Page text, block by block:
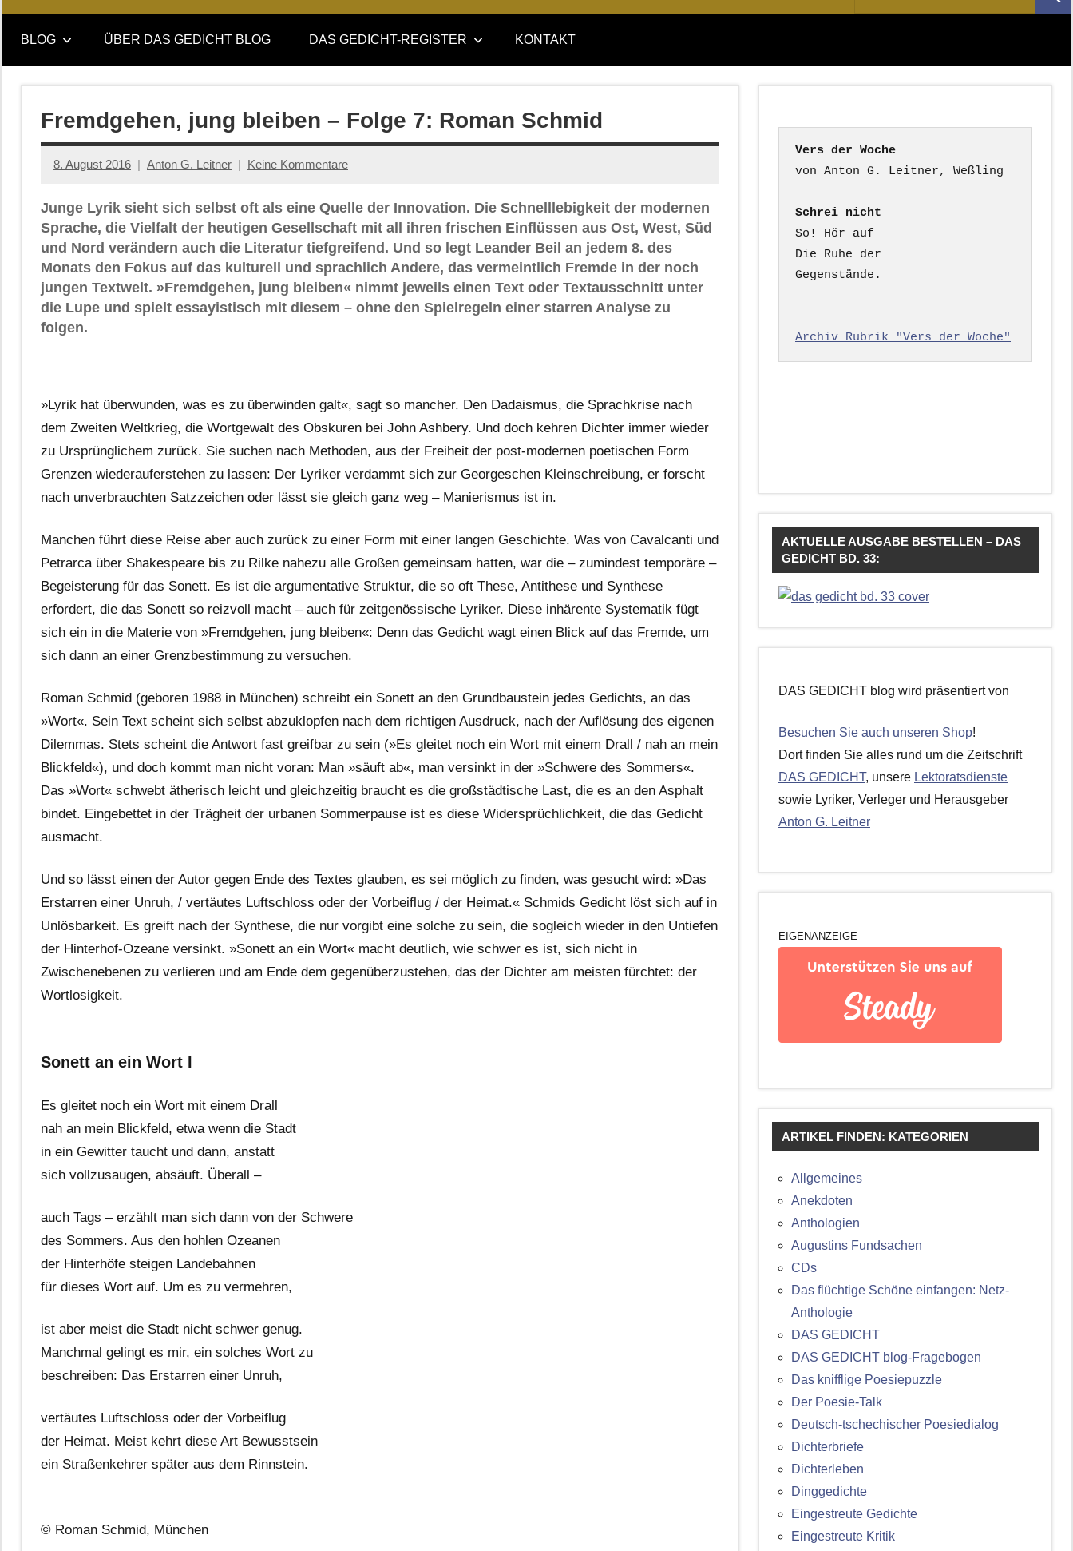
DAS
GEDICHT
blog
DAS
GEDICHT.
Zeitschrift
nach:
BLOG ÜBER DAS GEDICHT BLOG DAS GEDICHT-REGISTER KONTAKT
Fremdgehen, jung bleiben – Folge 7: Roman Schmid
8. August 2016 Anton G. Leitner Keine Kommentare
Junge Lyrik sieht sich selbst oft als eine Quelle der Innovation. Die Schnelllebigkeit der modernen
Sprache, die Vielfalt der heutigen Gesellschaft mit all ihren frischen Einflüssen aus Ost, West, Süd
und Nord verändern auch die Literatur tiefgreifend. Und so legt Leander Beil an jedem 8. des
Monats den Fokus auf das kulturell und sprachlich Andere, das vermeintlich Fremde in der noch
jungen Textwelt. »Fremdgehen, jung bleiben« nimmt jeweils einen Text oder Textausschnitt unter
die Lupe und spielt essayistisch mit diesem – ohne den Spielregeln einer starren Analyse zu
folgen.
»Lyrik hat überwunden, was es zu überwinden galt«, sagt so mancher. Den Dadaismus, die Sprachkrise nach
dem Zweiten Weltkrieg, die Wortgewalt des Obskuren bei John Ashbery. Und doch kehren Dichter immer wieder
zu Ursprünglichem zurück. Sie suchen nach Methoden, aus der Freiheit der post-modernen poetischen Form
Grenzen wiederauferstehen zu lassen: Der Lyriker verdammt sich zur Georgeschen Kleinschreibung, er forscht
nach unverbrauchten Satzzeichen oder lässt sie gleich ganz weg – Manierismus ist in.
Manchen führt diese Reise aber auch zurück zu einer Form mit einer langen Geschichte. Was von Cavalcanti und
Petrarca über Shakespeare bis zu Rilke nahezu alle Großen gemeinsam hatten, war die – zumindest temporäre –
Begeisterung für das Sonett. Es ist die argumentative Struktur, die so oft These, Antithese und Synthese
erfordert, die das Sonett so reizvoll macht – auch für zeitgenössische Lyriker. Diese inhärente Systematik fügt
sich ein in die Materie von »Fremdgehen, jung bleiben«: Denn das Gedicht wagt einen Blick auf das Fremde, um
sich dann an einer Grenzbestimmung zu versuchen.
Roman Schmid (geboren 1988 in München) schreibt ein Sonett an den Grundbaustein jedes Gedichts, an das
»Wort«. Sein Text scheint sich selbst abzuklopfen nach dem richtigen Ausdruck, nach der Auflösung des eigenen
Dilemmas. Stets scheint die Antwort fast greifbar zu sein (»Es gleitet noch ein Wort mit einem Drall / nah an mein
Blickfeld«), und doch kommt man nicht voran: Man »säuft ab«, man versinkt in der »Schwere des Sommers«.
Das »Wort« schwebt ätherisch leicht und gleichzeitig braucht es die großstädtische Last, die es an den Asphalt
bindet. Eingebettet in der Trägheit der urbanen Sommerpause ist es diese Widersprüchlichkeit, die das Gedicht
ausmacht.
Und so lässt einen der Autor gegen Ende des Textes glauben, es sei möglich zu finden, was gesucht wird: »Das
Erstarren einer Unruh, / vertäutes Luftschloss oder der Vorbeiflug / der Heimat.« Schmids Gedicht löst sich auf in
Unlösbarkeit. Es greift nach der Synthese, die nur vorgibt eine solche zu sein, die sogleich wieder in den Untiefen
der Hinterhof-Ozeane versinkt. »Sonett an ein Wort« macht deutlich, wie schwer es ist, sich nicht in
Zwischenebenen zu verlieren und am Ende dem gegenüberzustehen, das der Dichter am meisten fürchtet: der
Wortlosigkeit.
Sonett an ein Wort I
Es gleitet noch ein Wort mit einem Drall
nah an mein Blickfeld, etwa wenn die Stadt
in ein Gewitter taucht und dann, anstatt
sich vollzusaugen, absäuft. Überall –
auch Tags – erzählt man sich dann von der Schwere
des Sommers. Aus den hohlen Ozeanen
der Hinterhöfe steigen Landebahnen
für dieses Wort auf. Um es zu vermehren,
ist aber meist die Stadt nicht schwer genug.
Manchmal gelingt es mir, ein solches Wort zu
beschreiben: Das Erstarren einer Unruh,
vertäutes Luftschloss oder der Vorbeiflug
der Heimat. Meist kehrt diese Art Bewusstsein
ein Straßenkehrer später aus dem Rinnstein.
© Roman Schmid, München
Vers der Woche
Schrei nicht
So! Hör auf
Die Ruhe der
Gegenstände.
Archiv Rubrik "Vers der Woche"
AKTUELLE AUSGABE BESTELLEN – DAS
GEDICHT BD. 33:
DAS GEDICHT blog wird präsentiert von
Besuchen Sie auch unseren Shop!
Dort finden Sie alles rund um die Zeitschrift
DAS GEDICHT, unsere Lektoratsdienste
sowie Lyriker, Verleger und Herausgeber
Anton G. Leitner
EIGENANZEIGE
ARTIKEL FINDEN: KATEGORIEN
Allgemeines
Anekdoten
Anthologien
Augustins Fundsachen
CDs
Das flüchtige Schöne einfangen: Netz-
Anthologie
DAS GEDICHT
DAS GEDICHT blog-Fragebogen
Das knifflige Poesiepuzzle
Der Poesie-Talk
Deutsch-tschechischer Poesiedialog
Dichterbriefe
Dichterleben
Dinggedichte
Eingestreute Gedichte
Eingestreute Kritik